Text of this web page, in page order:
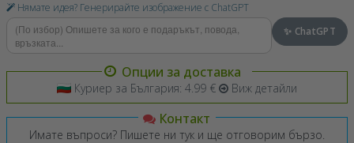
Нямате идея? Генерирайте изображение с ChatGPT
✨ ChatGPT
Опции за доставка
Куриер за България: 4.99 € Виж детайли
Контакт
Имате въпроси? Пишете ни тук и ще отговорим бързо.